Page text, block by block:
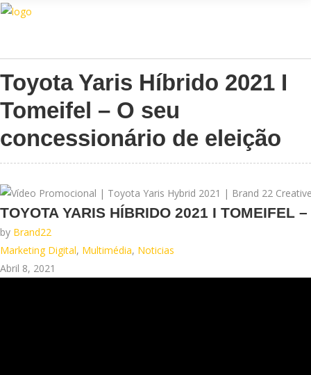
Toyota Yaris Híbrido 2021 I
Tomeifel – O seu
concessionário de eleição
TOYOTA YARIS HÍBRIDO 2021 I TOMEIFEL
by Brand22
Marketing Digital, Multimédia, Noticias
Abril 8, 2021
Assistente IA · Brand22
Online